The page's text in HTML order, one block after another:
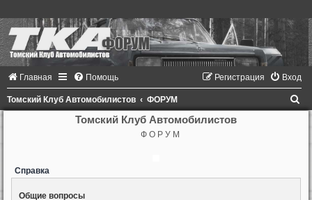
Главная Помощь Вход
Регистрация
Томский Клуб Автомобилистов ФОРУМ
Томский Клуб Автомобилистов
Ф О Р У М
Справка
Общие вопросы